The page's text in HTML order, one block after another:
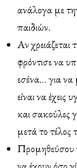
ανάλογα με
παιδιών.
Αν χρειάζεται
φρόντισε να
εσένα… για
είναι να
και σακούλες
μετά το τέλος
Προμηθεύσου